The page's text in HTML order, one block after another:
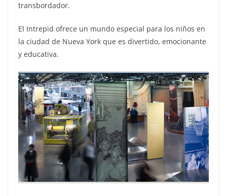
transbordador.
El Intrepid ofrece un mundo especial para los niños en
la ciudad de Nueva York que es divertido, emocionante
y educativa.